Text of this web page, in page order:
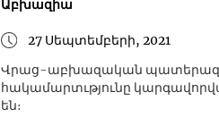
Աբխազիա
27 Սեպտեմբերի, 2021
Վրաց-աբխազական
հակամարտւթյունը
են։